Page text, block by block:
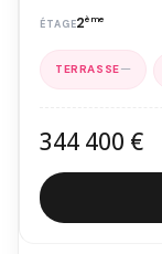
2ème
—
344 400 €